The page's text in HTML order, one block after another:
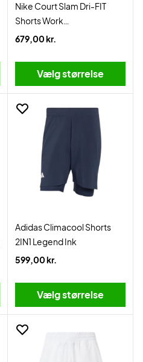
Nike Court Slam Dri-FIT
Shorts Work
Blue/Hydrogen Blue
679,00 kr.
Vælg størrelse
Adidas Climacool Shorts
2IN1 Legend Ink
599,00 kr.
Vælg størrelse